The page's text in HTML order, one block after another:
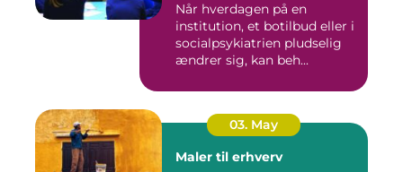
Når hverdagen på en
institution, et botilbud eller i
socialpsykiatrien pludselig
ændrer sig, kan beh...
03. May
Maler til erhverv